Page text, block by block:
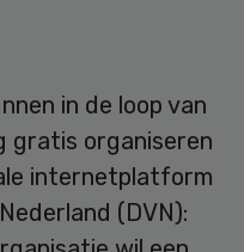
in de loop van
gratis organiseren
internetplatform
(DVN):